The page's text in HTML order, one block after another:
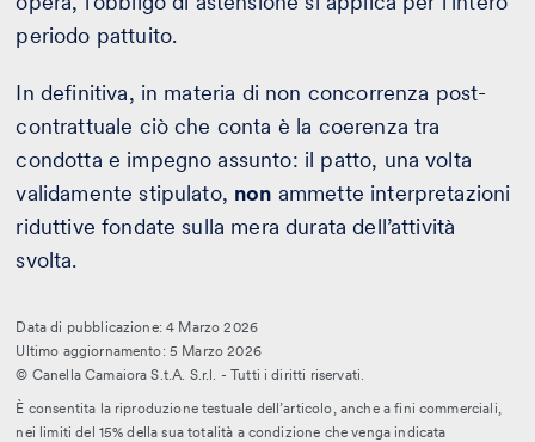
periodo pattuito.
In definitiva, in materia di non concorrenza post-
contrattuale ciò che conta è la coerenza tra
condotta e impegno assunto: il patto, una volta
validamente stipulato, non ammette interpretazioni
riduttive fondate sulla mera durata dell’attività
svolta.
Data di pubblicazione: 4 Marzo 2026
Ultimo aggiornamento: 5 Marzo 2026
© Canella Camaiora S.t.A. S.r.l. - Tutti i diritti riservati.
È consentita la riproduzione testuale dell’articolo, anche a fini commerciali,
nei limiti del 15% della sua totalità a condizione che venga indicata